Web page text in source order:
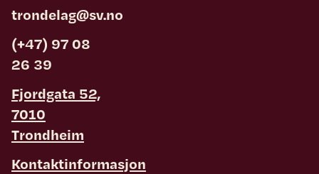
trondelag@sv.no
(+47) 97 08
26 39
Fjordgata 52,
7010
Trondheim
Kontaktinformasjon